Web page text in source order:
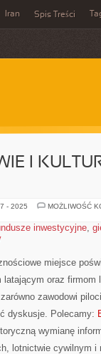
Iran Spis Treści
I
- 2025
MOŻLIWOŚĆ
inwestycyjne,
miejsce
oraz firmom
zawodowi
dyskusje. Polecamy:
wymianę
lotnictwie cywilnym i